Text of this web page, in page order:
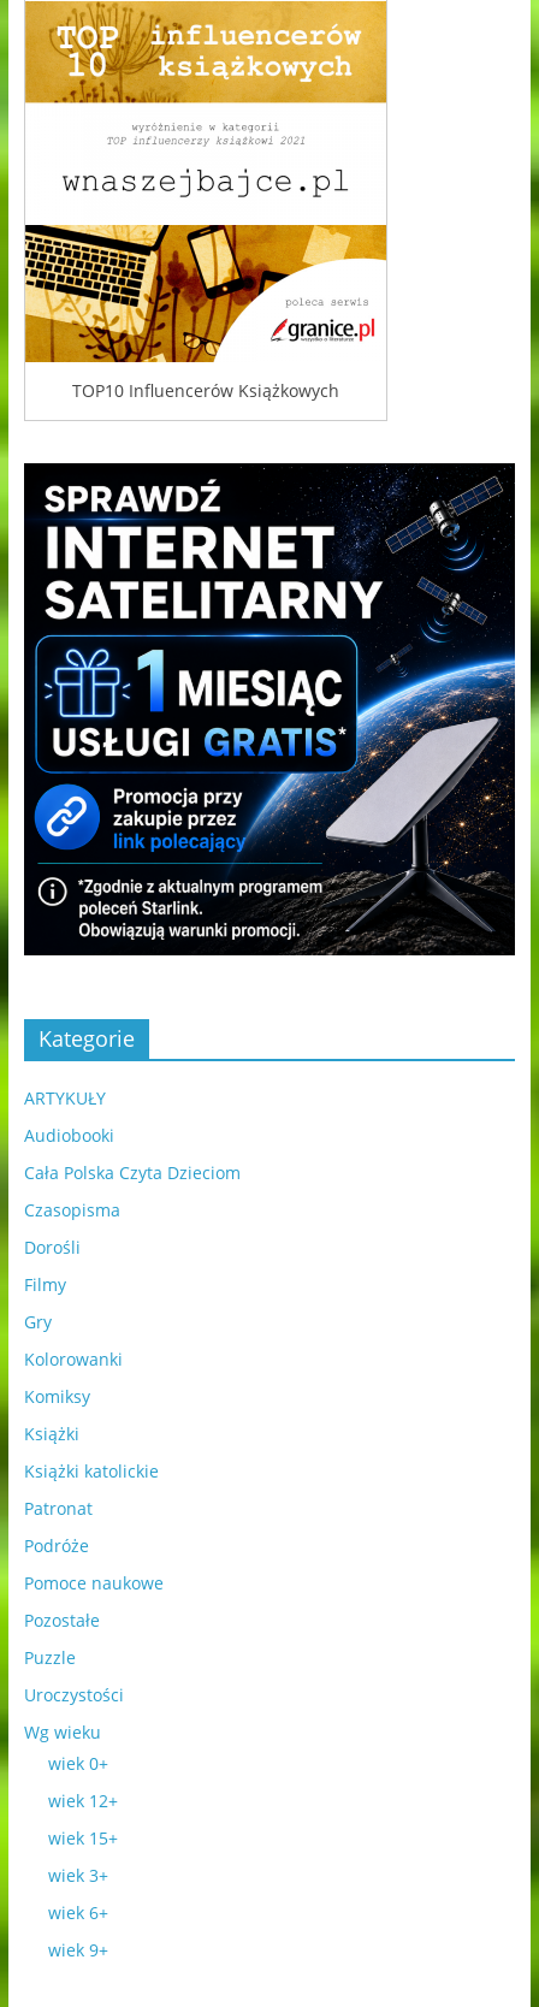
TOP10 Influencerów Książkowych
Kategorie
ARTYKUŁY
Audiobooki
Cała Polska Czyta Dzieciom
Czasopisma
Dorośli
Filmy
Gry
Kolorowanki
Komiksy
Książki
Książki katolickie
Patronat
Podróże
Pomoce naukowe
Pozostałe
Puzzle
Uroczystości
Wg wieku
wiek 0+
wiek 12+
wiek 15+
wiek 3+
wiek 6+
wiek 9+